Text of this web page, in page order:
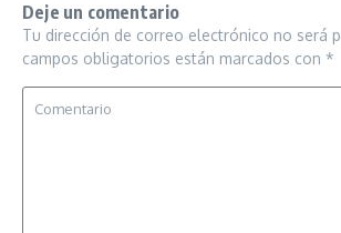
Deje un comentario
Tu dirección de correo electrónico no será
campos obligatorios están marcados con *